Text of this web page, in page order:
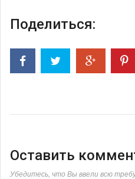
Поделиться:
Оставить
Убедитесь, что Вы ввели всю